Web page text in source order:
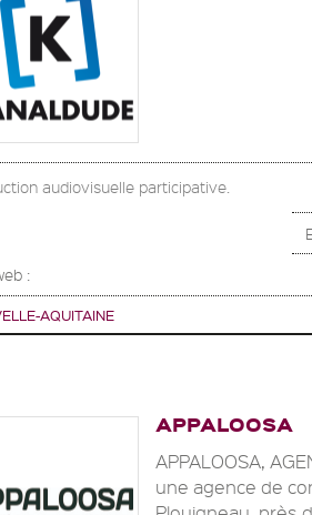
audiovisuelle participative.
:
AQUITAINE
APPALOOSA
APPALOOSA,
une agence de